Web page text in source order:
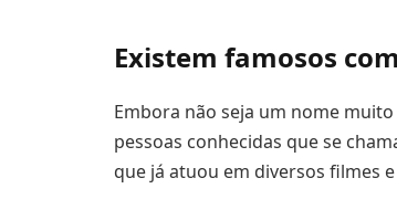
Existem famosos
Embora não seja um nome
pessoas conhecidas que se
que já atuou em diversos filmes